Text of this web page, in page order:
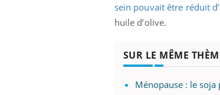
sein pouvait être réduit
huile d’olive.
SUR LE MÊME
Ménopause : le